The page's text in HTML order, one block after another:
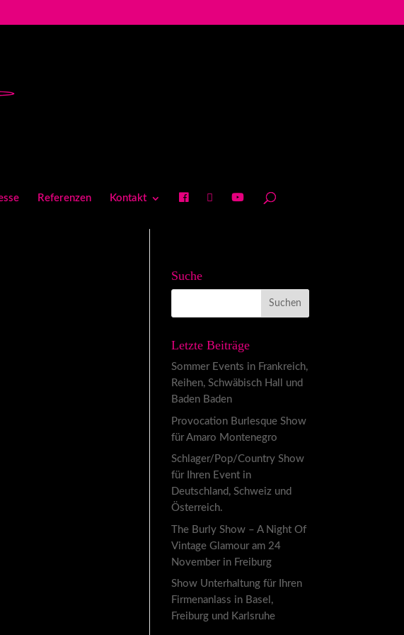
Referenzen Kontakt
Suche
Letzte Beiträge
Sommer Events in Frankreich,
Reihen, Schwäbisch Hall und
Baden Baden
Provocation Burlesque Show
für Amaro Montenegro
Schlager/Pop/Country Show
für Ihren Event in
Deutschland, Schweiz und
Österreich.
The Burly Show – A Night Of
Vintage Glamour am 24
November in Freiburg
Show Unterhaltung für Ihren
Firmenanlass in Basel,
Freiburg und Karlsruhe